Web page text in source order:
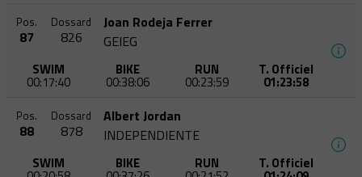
Pos.
87
Dossard
826
Joan Rodeja Ferrer
GEIEG
SWIM
00:17:40
BIKE
00:38:06
RUN
00:23:59
T. Officiel
01:23:58
Pos.
88
Dossard
878
Albert Jordan
INDEPENDIENTE
SWIM BIKE RUN T. Officiel